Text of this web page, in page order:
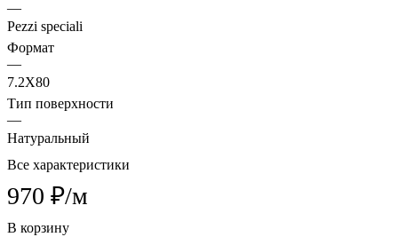
—
Pezzi speciali
Формат
—
7.2X80
Тип поверхности
—
Натуральный
Все характеристики
970 ₽/м
В корзину